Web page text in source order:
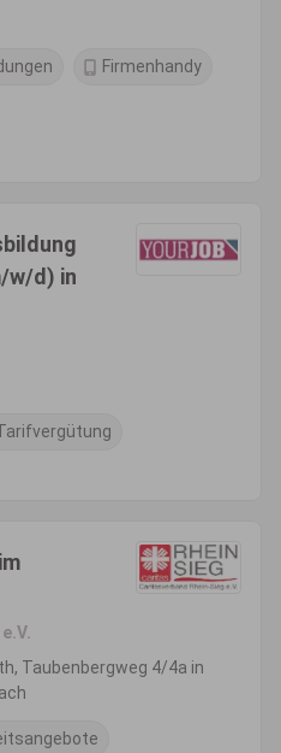
Firmenhandy
w/d) in
und
Taubenbergweg 4/4a in